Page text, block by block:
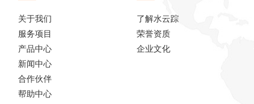
关于我们
服务项目
产品中心
新闻中心
合作伙伴
帮助中心
了解水云踪
荣誉资质
企业文化